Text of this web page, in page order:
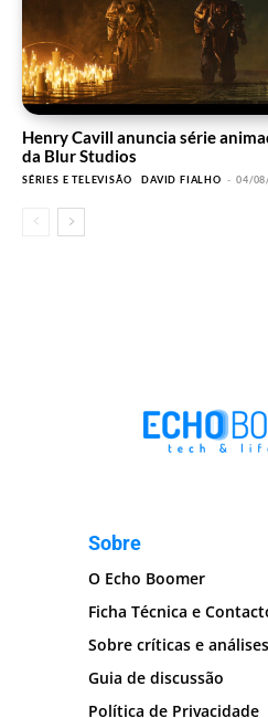
Henry Cavill anuncia série
da Blur Studios
SÉRIES E TELEVISÃO DAVID FIALHO - 04/
Sobre
O Echo Boomer
Ficha Técnica e
Sobre críticas e análises
Guia de discussão
Política de Privacidade